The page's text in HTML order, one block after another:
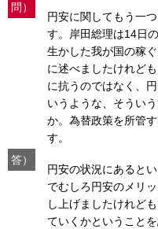
問）
円安に関してもう一
す。岸田総理は14日
生かした我が国の稼
に述べましたけれど
に抗うのではなく、
いうような、そうい
か。為替政策を所管
す。
答）
円安の状況にあると
でむしろ円安のメリ
し上げましたけれど
ていくかということ